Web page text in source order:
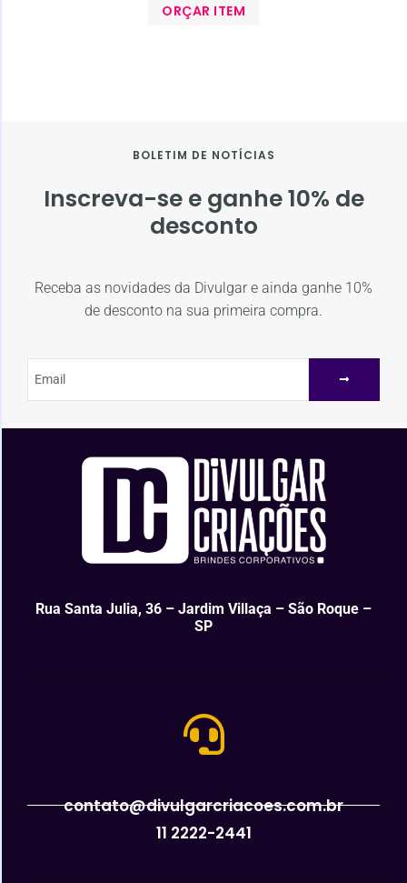
ORÇAR ITEM
BOLETIM DE NOTÍCIAS
Inscreva-se e ganhe 10% de
desconto
Receba as novidades da Divulgar e ainda ganhe 10%
de desconto na sua primeira compra.
Rua Santa Julia, 36 – Jardim Villaça – São Roque –
SP
contato@divulgarcriacoes.com.br
11 2222-2441